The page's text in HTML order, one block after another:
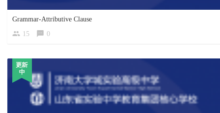
Grammar-Attributive Clause
15
0